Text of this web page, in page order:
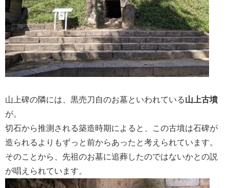
山上碑の隣には、黒売刀自のお墓といわれている山上古墳
が。
切石から推測される築造時期によると、この古墳は石碑が
造られるよりもずっと前からあったと考えられています。
そのことから、先祖のお墓に追葬したのではないかとの説
が唱えられています。